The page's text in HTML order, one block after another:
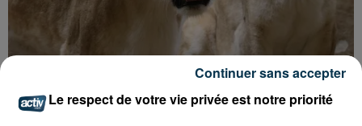
Le respect de votre vie privée est notre priorité
Continuer sans accepter